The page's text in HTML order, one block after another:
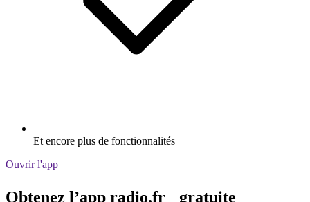
Et encore plus de fonctionnalités
Ouvrir l'app
Obtenez l’app radio.fr gratuite